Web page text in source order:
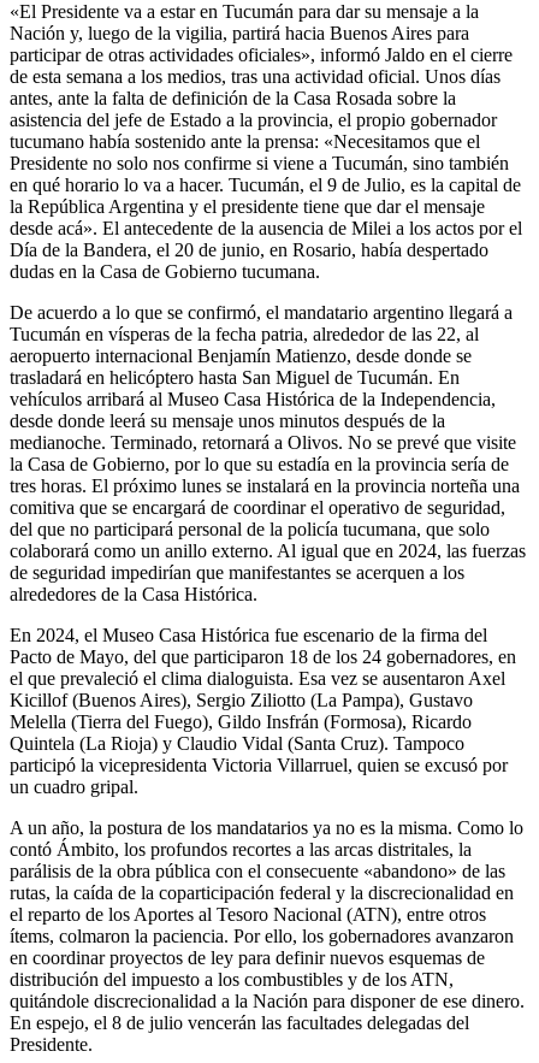
«El Presidente va a estar en Tucumán para dar su mensaje a la
Nación y, luego de la vigilia, partirá hacia Buenos Aires para
participar de otras actividades oficiales», informó Jaldo en el cierre
de esta semana a los medios, tras una actividad oficial. Unos días
antes, ante la falta de definición de la Casa Rosada sobre la
asistencia del jefe de Estado a la provincia, el propio gobernador
tucumano había sostenido ante la prensa: «Necesitamos que el
Presidente no solo nos confirme si viene a Tucumán, sino también
en qué horario lo va a hacer. Tucumán, el 9 de Julio, es la capital de
la República Argentina y el presidente tiene que dar el mensaje
desde acá». El antecedente de la ausencia de Milei a los actos por el
Día de la Bandera, el 20 de junio, en Rosario, había despertado
dudas en la Casa de Gobierno tucumana.
De acuerdo a lo que se confirmó, el mandatario argentino llegará a
Tucumán en vísperas de la fecha patria, alrededor de las 22, al
aeropuerto internacional Benjamín Matienzo, desde donde se
trasladará en helicóptero hasta San Miguel de Tucumán. En
vehículos arribará al Museo Casa Histórica de la Independencia,
desde donde leerá su mensaje unos minutos después de la
medianoche. Terminado, retornará a Olivos. No se prevé que visite
la Casa de Gobierno, por lo que su estadía en la provincia sería de
tres horas. El próximo lunes se instalará en la provincia norteña una
comitiva que se encargará de coordinar el operativo de seguridad,
del que no participará personal de la policía tucumana, que solo
colaborará como un anillo externo. Al igual que en 2024, las fuerzas
de seguridad impedirían que manifestantes se acerquen a los
alrededores de la Casa Histórica.
En 2024, el Museo Casa Histórica fue escenario de la firma del
Pacto de Mayo, del que participaron 18 de los 24 gobernadores, en
el que prevaleció el clima dialoguista. Esa vez se ausentaron Axel
Kicillof (Buenos Aires), Sergio Ziliotto (La Pampa), Gustavo
Melella (Tierra del Fuego), Gildo Insfrán (Formosa), Ricardo
Quintela (La Rioja) y Claudio Vidal (Santa Cruz). Tampoco
participó la vicepresidenta Victoria Villarruel, quien se excusó por
un cuadro gripal.
A un año, la postura de los mandatarios ya no es la misma. Como lo
contó Ámbito, los profundos recortes a las arcas distritales, la
parálisis de la obra pública con el consecuente «abandono» de las
rutas, la caída de la coparticipación federal y la discrecionalidad en
el reparto de los Aportes al Tesoro Nacional (ATN), entre otros
ítems, colmaron la paciencia. Por ello, los gobernadores avanzaron
en coordinar proyectos de ley para definir nuevos esquemas de
distribución del impuesto a los combustibles y de los ATN,
quitándole discrecionalidad a la Nación para disponer de ese dinero.
En espejo, el 8 de julio vencerán las facultades delegadas del
Presidente.